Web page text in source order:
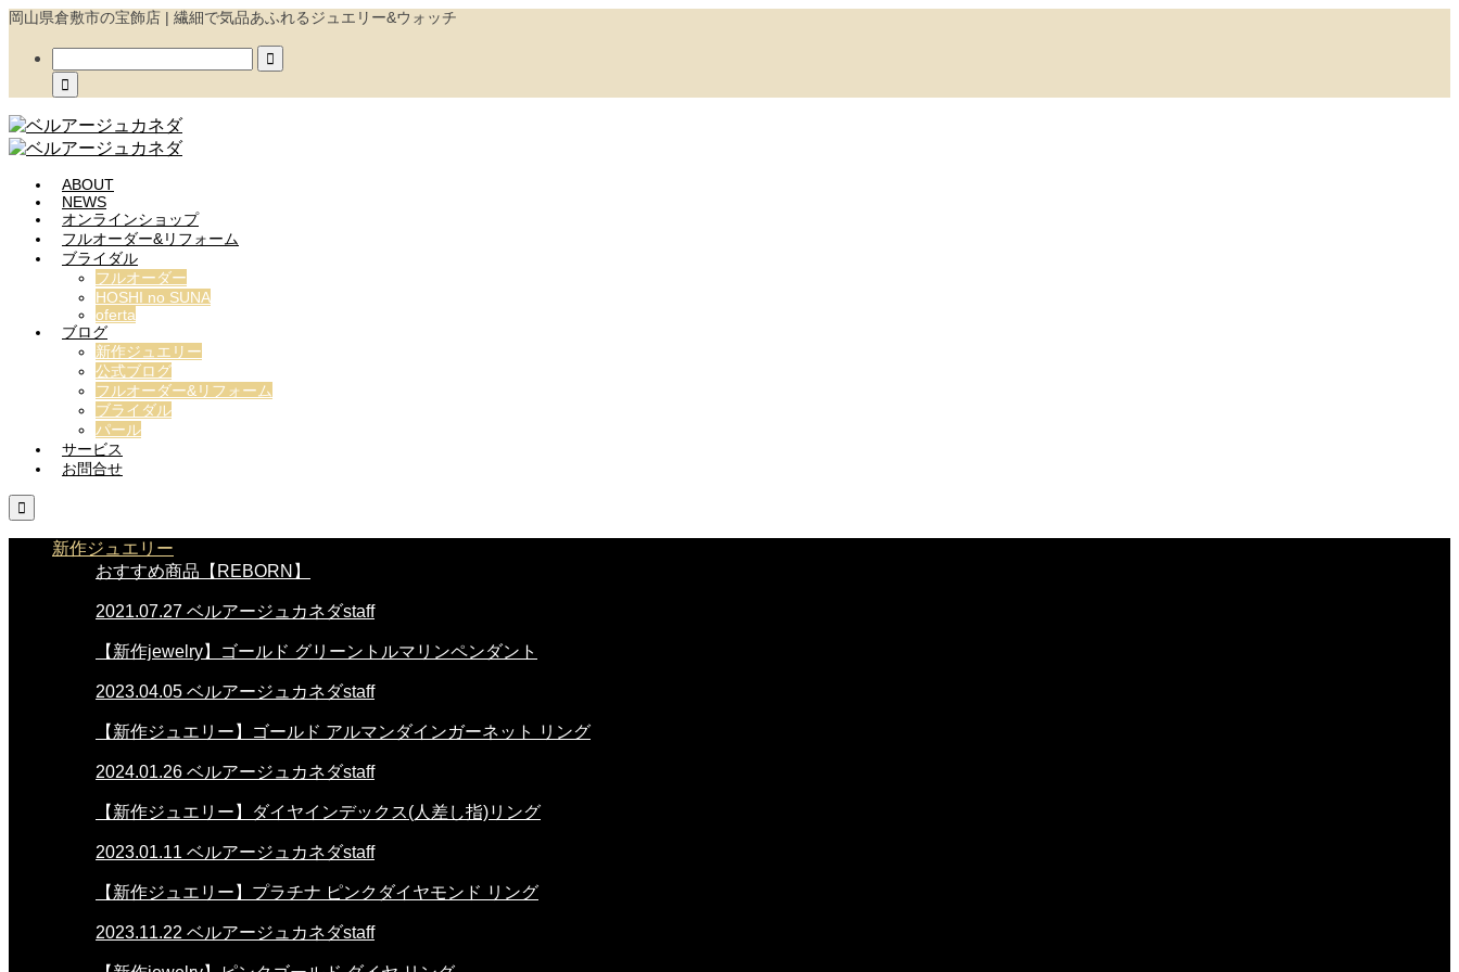
岡山県倉敷市の宝飾店 | 繊細で気品あふれるジュエリー&ウォッチ


ABOUT
NEWS
オンラインショップ
フルオーダー&リフォーム
ブライダル
フルオーダー
HOSHI no SUNA
oferta
ブログ
新作ジュエリー
公式ブログ
フルオーダー&リフォーム
ブライダル
パール
サービス
お問合せ

新作ジュエリー
おすすめ商品【REBORN】
2021.07.27 ベルアージュカネダstaff
【新作jewelry】ゴールド グリーントルマリンペンダント
2023.04.05 ベルアージュカネダstaff
【新作ジュエリー】ゴールド アルマンダインガーネット リング
2024.01.26 ベルアージュカネダstaff
【新作ジュエリー】ダイヤインデックス(人差し指)リング
2023.01.11 ベルアージュカネダstaff
【新作ジュエリー】プラチナ ピンクダイヤモンド リング
2023.11.22 ベルアージュカネダstaff